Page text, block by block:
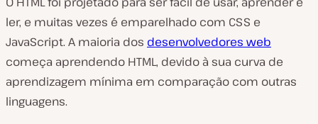
ler, e muitas vezes é emparelhado com CSS e
JavaScript. A maioria dos desenvolvedores web
começa aprendendo HTML, devido à sua curva de
aprendizagem mínima em comparação com outras
linguagens.